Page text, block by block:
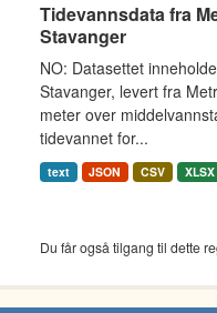
Tidevannsdata fra
Stavanger
NO: Datasettet
Stavanger, levert fra
meter over
tidevannet for...
text JSON CSV XLSX
Du får også tilgang til dette